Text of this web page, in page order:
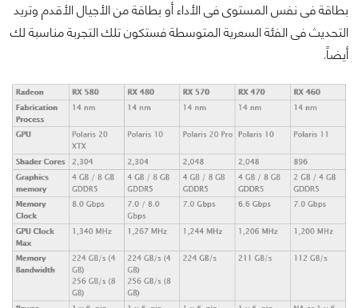
بطاقة فى نفس المستوى فى الأداء أو بطاقة من الأجيال الأقدم وتريد
التحديث فى الفئة السعرية المتوسطة فستكون تلك التجربة مناسبة لك
أيضاً.